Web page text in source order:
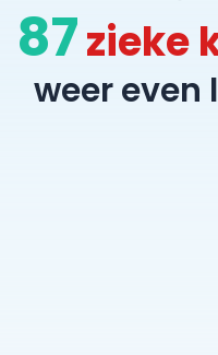
87zieke
weer even